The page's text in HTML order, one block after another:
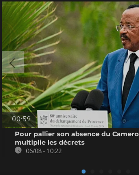
00:59
Pour pallier son absence du
multiplie les décrets
06/08 - 10:22